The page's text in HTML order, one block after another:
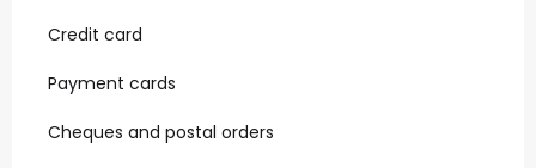
Credit card
Payment cards
Cheques and postal orders